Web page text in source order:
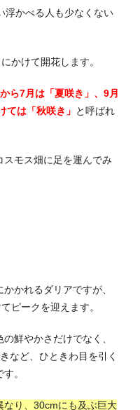
浮かべる人も少なくない
かけて開花します。
ら7月は「夏咲き」、9月
ては「秋咲き」 と呼ばれ
モス畑に足を運んでみ
かれるダリアですが、
ピークを迎えます。
鮮やかさだけでなく、
など、ひときわ目を引く
。
なり、30cmにも及ぶ巨大